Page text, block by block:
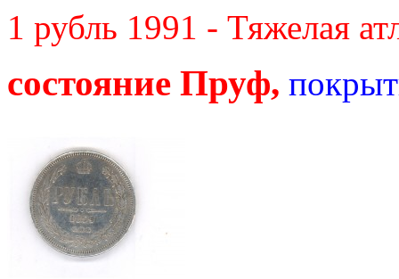
1 рубль 1991 - Тяжелая
состояние Пруф,